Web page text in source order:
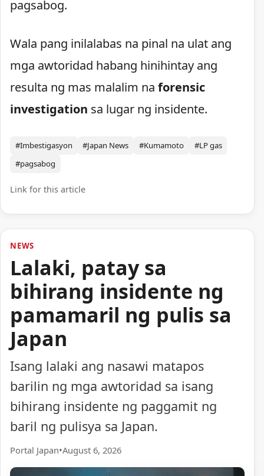
pagsabog.
Wala pang inilalabas na pinal na ulat ang
mga awtoridad habang hinihintay ang
resulta ng mas malalim na forensic
investigation sa lugar ng insidente.
#Imbestigasyon #Japan News #Kumamoto
#LP gas
#pagsabog
Link for this article
NEWS
Lalaki, patay sa
bihirang insidente ng
pamamaril ng pulis sa
Japan
Isang lalaki ang nasawi matapos
barilin ng mga awtoridad sa isang
bihirang insidente ng paggamit ng
baril ng pulisya sa Japan.
Portal Japan•August 6, 2026